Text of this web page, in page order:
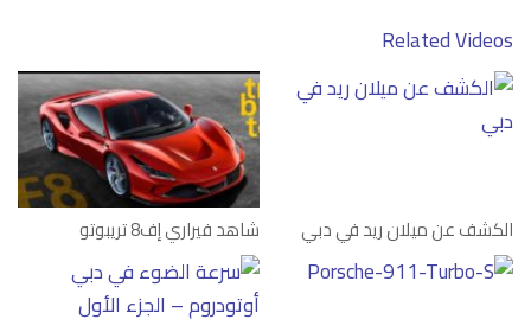
Category: فيديو
Related Videos
شاهد فيراري إف8 تريبوتو الكشف عن ميلان ريد في دبي